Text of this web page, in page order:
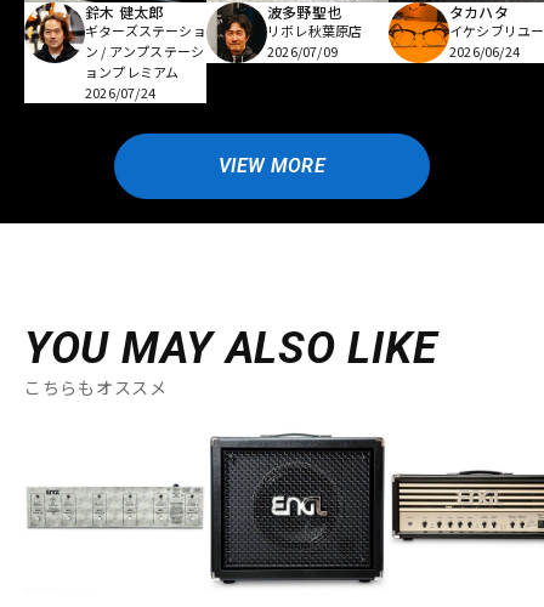
鈴木 健太郎
ギターズステーショ
ン / アンプステーシ
ョンプレミアム
2026/07/24
波多野聖也
リボレ秋葉原店
2026/07/09
タカハタ
イケシブリユ
2026/06/24
VIEW MORE
YOU MAY ALSO LIKE
こちらもオススメ